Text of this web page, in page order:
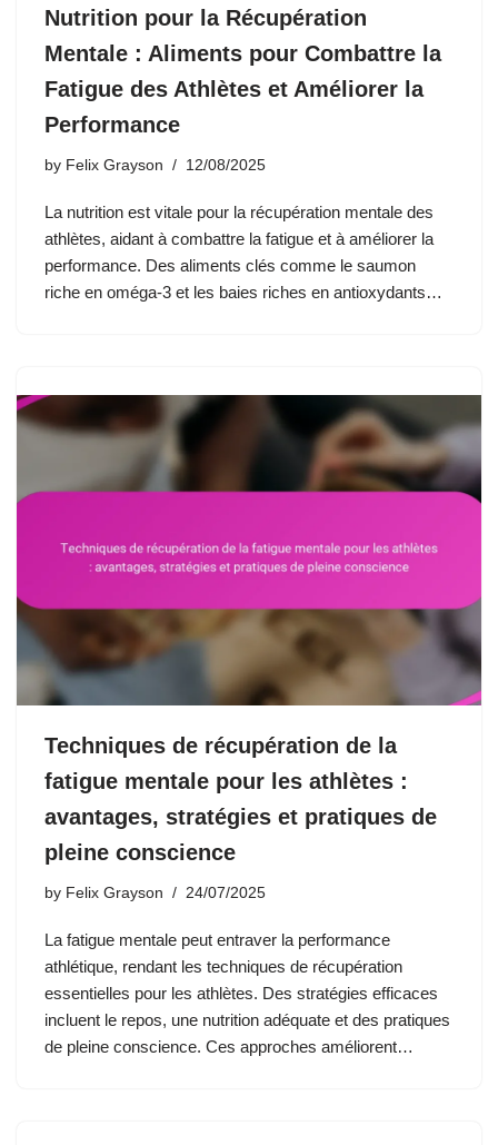
Nutrition pour la Récupération
Mentale : Aliments pour Combattre la
Fatigue des Athlètes et Améliorer la
Performance
by Felix Grayson 12/08/2025
La nutrition est vitale pour la récupération mentale des
athlètes, aidant à combattre la fatigue et à améliorer la
performance. Des aliments clés comme le saumon
riche en oméga-3 et les baies riches en antioxydants…
Techniques de récupération de la
fatigue mentale pour les athlètes :
avantages, stratégies et pratiques de
pleine conscience
by Felix Grayson 24/07/2025
La fatigue mentale peut entraver la performance
athlétique, rendant les techniques de récupération
essentielles pour les athlètes. Des stratégies efficaces
incluent le repos, une nutrition adéquate et des pratiques
de pleine conscience. Ces approches améliorent…